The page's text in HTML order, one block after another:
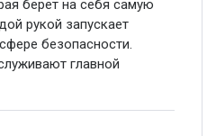
берет на себя самую
рукой запускает
безопасности.
главной